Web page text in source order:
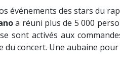
événements des stars du
a réuni plus de 5 000
sont activés aux
du concert. Une aubaine